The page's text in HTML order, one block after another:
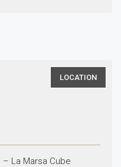
LOCATION
– La Marsa Cube